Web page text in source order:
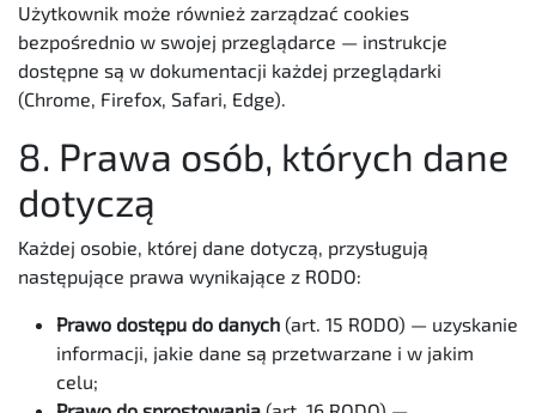
Użytkownik może również zarządzać cookies
bezpośrednio w swojej przeglądarce — instrukcje
dostępne są w dokumentacji każdej przeglądarki
(Chrome, Firefox, Safari, Edge).
8. Prawa osób, których dane
dotyczą
Każdej osobie, której dane dotyczą, przysługują
następujące prawa wynikające z RODO:
Prawo dostępu do danych (art. 15 RODO) — uzyskanie
informacji, jakie dane są przetwarzane i w jakim
celu;